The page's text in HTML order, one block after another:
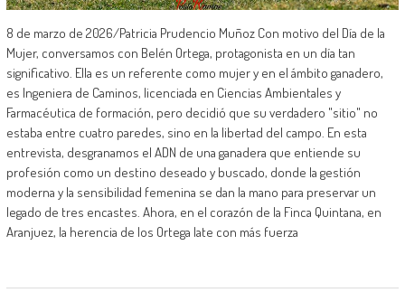
8 de marzo de 2026/Patricia Prudencio Muñoz Con motivo del Día de la
Mujer, conversamos con Belén Ortega, protagonista en un día tan
significativo. Ella es un referente como mujer y en el ámbito ganadero,
es Ingeniera de Caminos, licenciada en Ciencias Ambientales y
Farmacéutica de formación, pero decidió que su verdadero "sitio" no
estaba entre cuatro paredes, sino en la libertad del campo. En esta
entrevista, desgranamos el ADN de una ganadera que entiende su
profesión como un destino deseado y buscado, donde la gestión
moderna y la sensibilidad femenina se dan la mano para preservar un
legado de tres encastes. Ahora, en el corazón de la Finca Quintana, en
Aranjuez, la herencia de los Ortega late con más fuerza